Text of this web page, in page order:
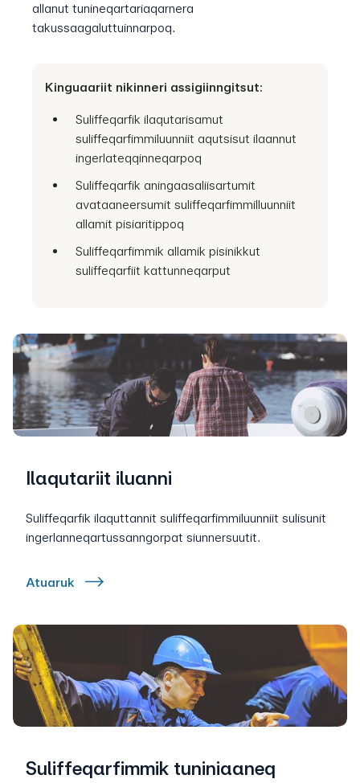
allanut tunineqartariaqarnera
takussaagaluttuinnarpoq.
Kinguaariit nikinneri assigiinngitsut:
Suliffeqarfik ilaqutarisamut
suliffeqarfimmiluunniit aqutsisut ilaannut
ingerlateqqinneqarpoq
Suliffeqarfik aningaasaliisartumit
avataaneersumit suliffeqarfimmilluunniit
allamit pisiaritippoq
Suliffeqarfimmik allamik pisinikkut
suliffeqarfiit kattunneqarput
Ilaqutariit iluanni
Suliffeqarfik ilaquttannit suliffeqarfimmiluunniit sulisunit
ingerlanneqartussanngorpat siunnersuutit.
Atuaruk
Suliffeqarfimmik tuniniaaneq